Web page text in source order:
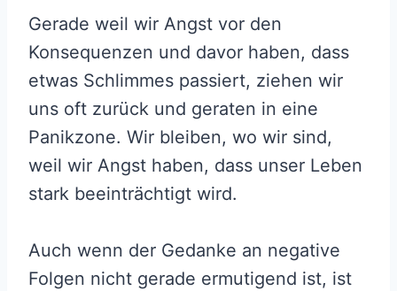
Gerade weil wir Angst vor den
Konsequenzen und davor haben, dass
etwas Schlimmes passiert, ziehen wir
uns oft zurück und geraten in eine
Panikzone. Wir bleiben, wo wir sind,
weil wir Angst haben, dass unser Leben
stark beeinträchtigt wird.
Auch wenn der Gedanke an negative
Folgen nicht gerade ermutigend ist, ist